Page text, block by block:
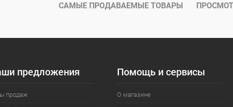
САМЫЕ ПРОДАВАЕМЫЕ ТОВАРЫ
предложения
продаж
Помощь и сервисы
О магазине